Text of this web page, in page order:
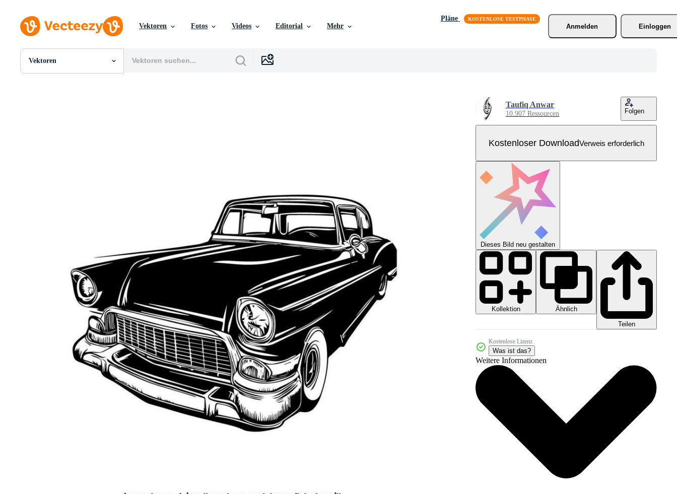
Vektoren Fotos Videos Editorial Mehr
Pläne
Anmelden
Einloggen
Vektoren
Alle Bilder
Taufiq Anwar
10.907 Ressourcen Folgen
Kostenloser DownloadVerweis erforderlich
Dieses Bild neu gestalten
Kollektion
Ähnlich
Teilen
Kostenlose Lizenz
Was ist das?
Weitere Informationen